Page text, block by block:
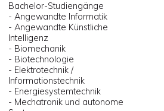
Bachelor-Studiengänge
- Angewandte Informatik
- Angewandte Künstliche
Intelligenz
- Biomechanik
- Biotechnologie
- Elektrotechnik /
Informationstechnik
- Energiesystemtechnik
- Mechatronik und autonome